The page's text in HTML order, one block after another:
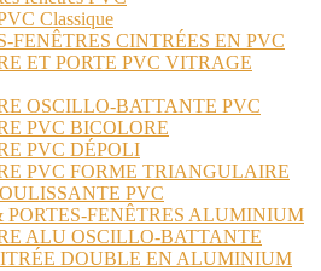
Classique
FENÊTRES CINTRÉES EN PVC
ET PORTE PVC VITRAGE
OSCILLO-BATTANTE PVC
PVC BICOLORE
PVC DÉPOLI
PVC FORME TRIANGULAIRE
PVC
PORTES-FENÊTRES ALUMINIUM
ALU OSCILLO-BATTANTE
DOUBLE EN ALUMINIUM